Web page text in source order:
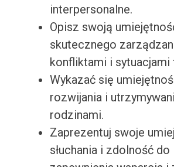
interpersonalne.
Opisz swoją
skutecznego
konfliktami i sytuacjami
Wykazać się
rozwijania i
rodzinami.
Zaprezentuj swoje
słuchania i zdolność do